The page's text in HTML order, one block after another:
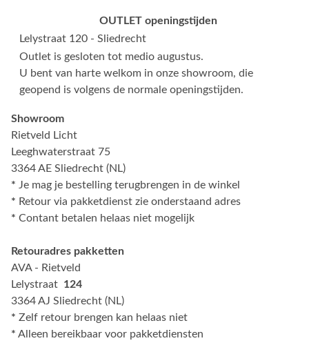
OUTLET openingstijden
Lelystraat 120 - Sliedrecht
Outlet is gesloten tot medio augustus.
U bent van harte welkom in onze showroom, die
geopend is volgens de normale openingstijden.
Showroom
Rietveld Licht
Leeghwaterstraat 75
3364 AE Sliedrecht (NL)
* Je mag je bestelling terugbrengen in de winkel
* Retour via pakketdienst zie onderstaand adres
* Contant betalen helaas niet mogelijk
Retouradres pakketten
AVA - Rietveld
Lelystraat 124
3364 AJ Sliedrecht (NL)
* Zelf retour brengen kan helaas niet
* Alleen bereikbaar voor pakketdiensten